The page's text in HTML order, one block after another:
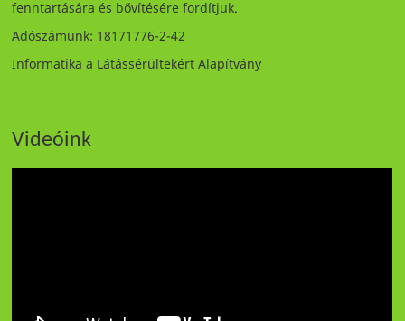
fenntartására és bővítésére fordítjuk.
Adószámunk: 18171776-2-42
Informatika a Látássérültekért Alapítvány
Videóink